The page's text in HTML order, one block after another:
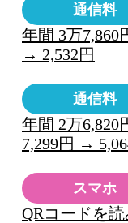
通信料
年間 3万7,860
→ 2,532円
通信料
年間 2万6,820
7,299円 →
スマホ
QRコードを